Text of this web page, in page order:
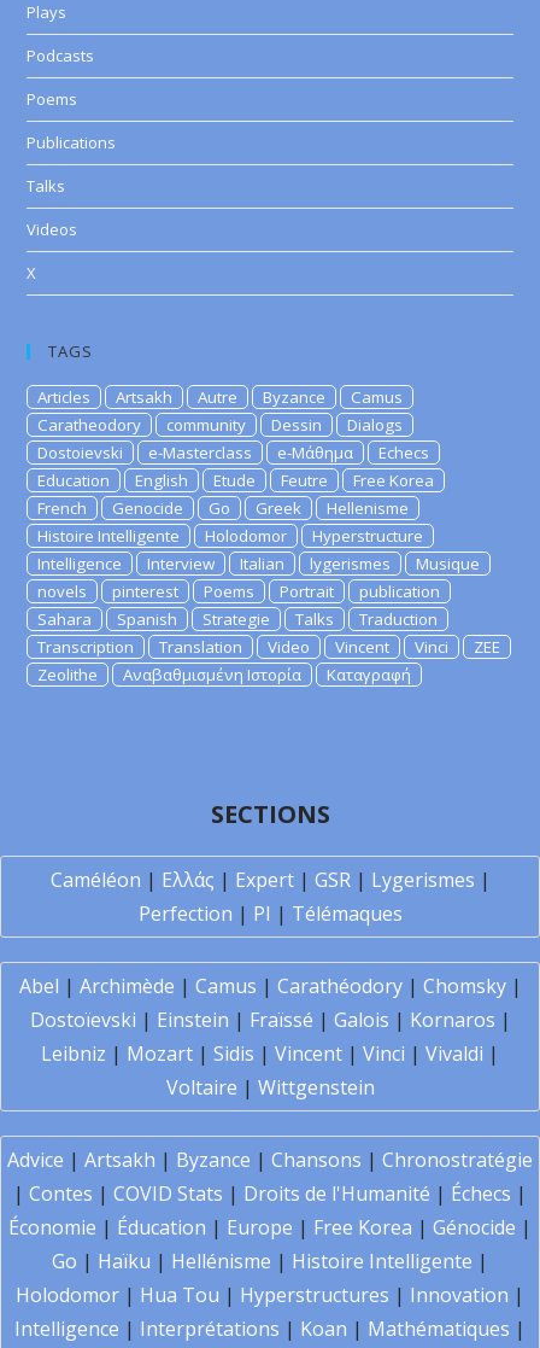
Plays
Podcasts
Poems
Publications
Talks
Videos
X
TAGS
Articles Artsakh Autre Byzance
Camus
Caratheodory
community Dessin
Dialogs
Dostoievski
e-Masterclass e-Μάθημα
Echecs
Education
English Etude Feutre
Free Korea
French
Genocide Go Greek
Hellenisme
Histoire Intelligente
Holodomor
Hyperstructure
Intelligence
Interview Italian lygerismes
Musique
novels
pinterest Poems Portrait
publication
Sahara
Spanish Strategie Talks
Traduction
Transcription
Translation Video Vincent Vinci
ZEE
Zeolithe
Αναβαθμισμένη Ιστορία Καταγραφή
SECTIONS
Caméléon | Ελλάς | Expert| GSR| Lygerismes |
Perfection | PI | Télémaques
Abel | Archimède | Camus | Carathéodory| Chomsky|
Dostoïevski | Einstein | Fraïssé | Galois | Kornaros |
Leibniz | Mozart | Sidis | Vincent | Vinci | Vivaldi |
Voltaire | Wittgenstein
Advice | Artsakh | Byzance | Chansons | Chronostratégie
| Contes | COVID Stats | Droits de l'Humanité | Échecs |
Économie | Éducation | Europe | Free Korea | Génocide |
Go | Haïku | Hellénisme | Histoire Intelligente |
Holodomor | Hua Tou | Hyperstructures | Innovation |
Intelligence | Interprétations | Koan | Mathématiques |